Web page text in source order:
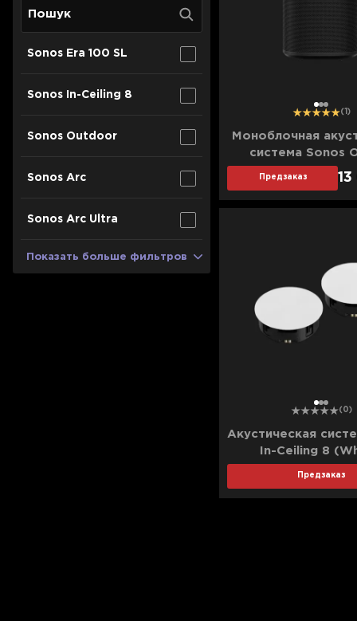
Аксессуары для кофемашин
Чистящие средства
Sonos Era 100 SL
Sonos In-Ceiling 8
Sonos Outdoor
Sonos Arc
Sonos Arc Ultra
Показать больше фильтров
12 3 (1)
Моноблочная
система Sonos
(Black)
Предзаказ
12 3 (0)
Акустическая
In-Ceiling 8
Предзаказ